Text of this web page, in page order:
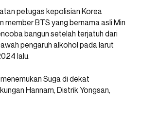
petugas kepolisian Korea
member BTS yang bernama asli Min
bangun setelah terjatuh dari
pengaruh alkohol pada larut
lalu.
Suga di dekat
Hannam, Distrik Yongsan,